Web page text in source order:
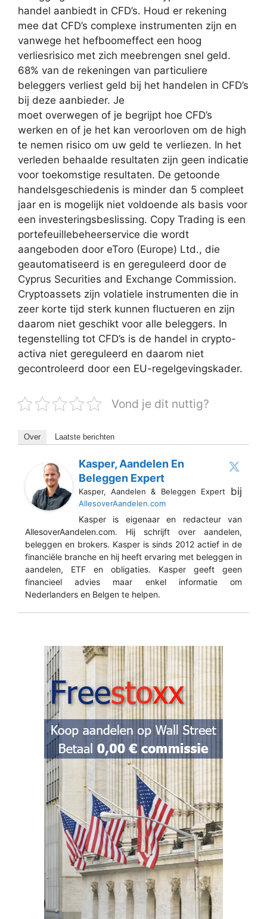
handel aanbiedt in CFD’s. Houd er rekening
mee dat CFD’s complexe instrumenten zijn en
vanwege het hefboomeffect een hoog
verliesrisico met zich meebrengen snel geld.
68% van de rekeningen van particuliere
beleggers verliest geld bij het handelen in CFD’s
bij deze aanbieder. Je
moet overwegen of je begrijpt hoe CFD’s
werken en of je het kan veroorloven om de high
te nemen risico om uw geld te verliezen. In het
verleden behaalde resultaten zijn geen indicatie
voor toekomstige resultaten. De getoonde
handelsgeschiedenis is minder dan 5 compleet
jaar en is mogelijk niet voldoende als basis voor
een investeringsbeslissing. Copy Trading is een
portefeuillebeheerservice die wordt
aangeboden door eToro (Europe) Ltd., die
geautomatiseerd is en gereguleerd door de
Cyprus Securities and Exchange Commission.
Cryptoassets zijn volatiele instrumenten die in
zeer korte tijd sterk kunnen fluctueren en zijn
daarom niet geschikt voor alle beleggers. In
tegenstelling tot CFD’s is de handel in crypto-
activa niet gereguleerd en daarom niet
gecontroleerd door een EU-regelgevingskader.
Vond je dit nuttig?
Over Laatste berichten
Kasper, Aandelen En
Beleggen Expert
Kasper, Aandelen & Beleggen Expert bij
AllesoverAandelen.com
Kasper is eigenaar en redacteur van
AllesoverAandelen.com. Hij schrijft over aandelen,
beleggen en brokers. Kasper is sinds 2012 actief in de
financiële branche en hij heeft ervaring met beleggen in
aandelen, ETF en obligaties. Kasper geeft geen
financieel advies maar enkel informatie om
Nederlanders en Belgen te helpen.